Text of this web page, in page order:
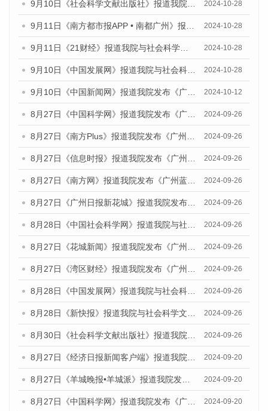
9月10日《社会科学文献出版社》报道我院与社会科学文献出版社联合发布了《广州蓝皮书：广州金融发展报告（2024）》的媒体文章 2024-10-28
9月11日《南方都市报APP • 南都广州》报道我院与社会科学文献出版社联合发布了《广州蓝皮书：广州金融发展报告（2024）》的媒体文章 2024-10-28
9月11日《21财经》报道我院与社会科学文献出版社联合发布了《广州蓝皮书：广州金融发展报告（2024）》的媒体文章 2024-10-28
9月10日《中国发展网》报道我院与社会科学文献出版社联合发布了《广州蓝皮书：广州金融发展报告（2024）》的媒体文章 2024-10-28
9月10日《中国新闻网》报道我院发布《广州蓝皮书：广州金融发展报告(2024)》的媒体文章 2024-10-12
8月27日《中国科学网》报道我院发布《广州蓝皮书：广州创新型城市发展报告（2024）》的媒体文章 2024-09-26
8月27日《南方Plus》报道我院发布《广州蓝皮书：广州创新型城市发展报告（2024）》的媒体文章 2024-09-26
8月27日《信息时报》报道我院发布《广州蓝皮书：广州创新型城市发展报告（2024）》的媒体文章 2024-09-26
8月27日《南方网》报道我院发布《广州蓝皮书：广州创新型城市发展报告（2024）》的媒体文章 2024-09-26
8月27日《广州日报新花城》报道我院发布《广州蓝皮书：广州创新型城市发展报告（2024）》的媒体文章 2024-09-26
8月28日《中国社会科学网》报道我院与社会科学文献出版社联合发布《广州蓝皮书：广州创新型城市发展报告（2024）》的媒体文章 2024-09-26
8月27日《花城新闻》报道我院发布《广州蓝皮书：广州创新型城市发展报告（2024）》的媒体文章 2024-09-26
8月27日《湾区财经》报道我院发布《广州蓝皮书：广州创新型城市发展报告（2024）》的媒体文章 2024-09-26
8月28日《中国发展网》报道我院与社会科学文献出版社联合发布《广州蓝皮书：广州创新型城市发展报告（2024）》的媒体文章 2024-09-26
8月28日《新快报》报道我院与社会科学文献出版社联合发布《广州蓝皮书：广州创新型城市发展报告（2024）》的媒体文章 2024-09-26
8月30日《社会科学文献出版社》报道我院与社会科学文献出版社联合发布《广州蓝皮书：广州创新型城市发展报告（2024）》的媒体文章 2024-09-26
8月27日《经济日报新闻客户端》报道我院发布《广州蓝皮书：广州创新型城市发展报告（2024）》的媒体文章 2024-09-20
8月27日《羊城晚报•羊城派》报道我院发布《广州蓝皮书：广州创新型城市发展报告（2024）》的媒体文章 2024-09-20
8月27日《中国科学网》报道我院发布《广州蓝皮书：广州创新型城市发展报告（2024）》的媒体文章 2024-09-20